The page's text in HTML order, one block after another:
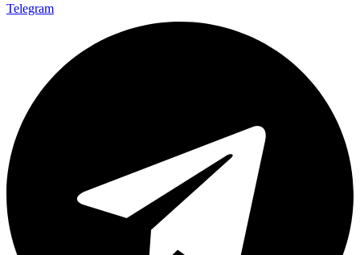
Telegram